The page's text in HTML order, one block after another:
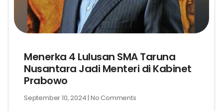
Menerka 4 Lulusan SMA Taruna
Nusantara Jadi Menteri di Kabinet
Prabowo
September 10, 2024 No Comments